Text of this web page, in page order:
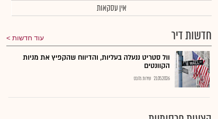
אין עסקאות
חדשות דיר עוד חדשות
וול סטריט ננעלה בעליות, והדיווח שהקפיץ את מניות
הקוונטים
21.05.2026 שירות גלובס